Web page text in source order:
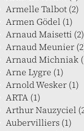
Armelle Talbot (2)
Armen Gödel (1)
Arnaud Maisetti (2)
Arnaud Meunier
Arnaud Michniak
Arne Lygre (1)
Arnold Wesker (1)
ARTA (1)
Arthur Nauzyciel
Aubervilliers (1)